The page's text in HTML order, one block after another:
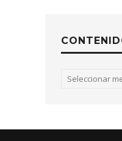
Contenidos